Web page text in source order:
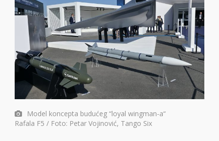
Model koncepta budućeg “loyal wingman-a“
Rafala F5 / Foto: Petar Vojinović, Tango Six